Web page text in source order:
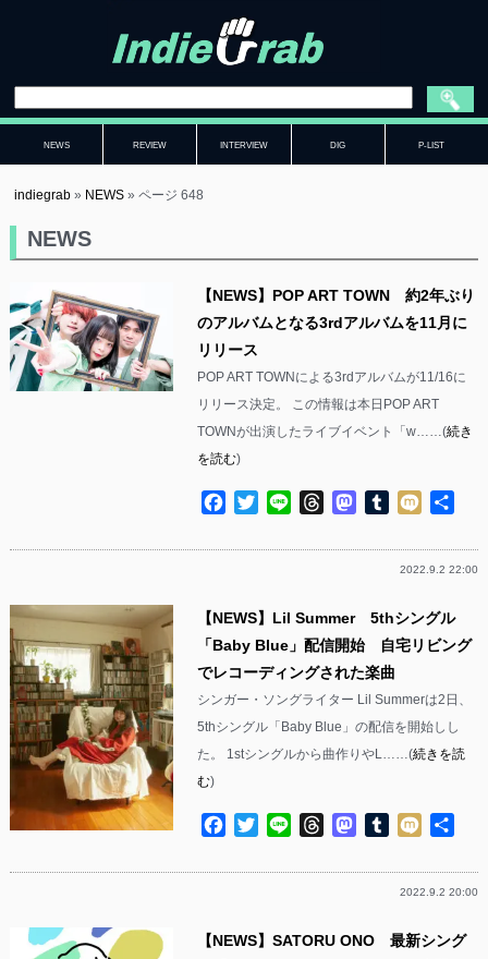
NEWS REVIEW INTERVIEW DIG P-LIST
indiegrab » NEWS »ページ 648
NEWS
【NEWS】POP ART TOWN 約2年ぶり
のアルバムとなる3rdアルバムを11月に
リリース
POP ART TOWNによる3rdアルバムが11/16に
リリース決定。 この情報は本日POP ART
TOWNが出演したライブイベント「w……(続き
を読む)
Facebook
TwitterLine ThreadsMastodon
Tumblr
Mixi
2022.9.2 22:00
【NEWS】Lil Summer 5thシングル
「Baby Blue」配信開始 自宅リビング
でレコーディングされた楽曲
シンガー・ソングライター Lil Summerは2日、
5thシングル「Baby Blue」の配信を開始しし
た。 1stシングルから曲作りやL……(続きを読
む)
Facebook
TwitterLine ThreadsMastodon
Tumblr
Mixi
2022.9.2 20:00
【NEWS】SATORU ONO 最新シング